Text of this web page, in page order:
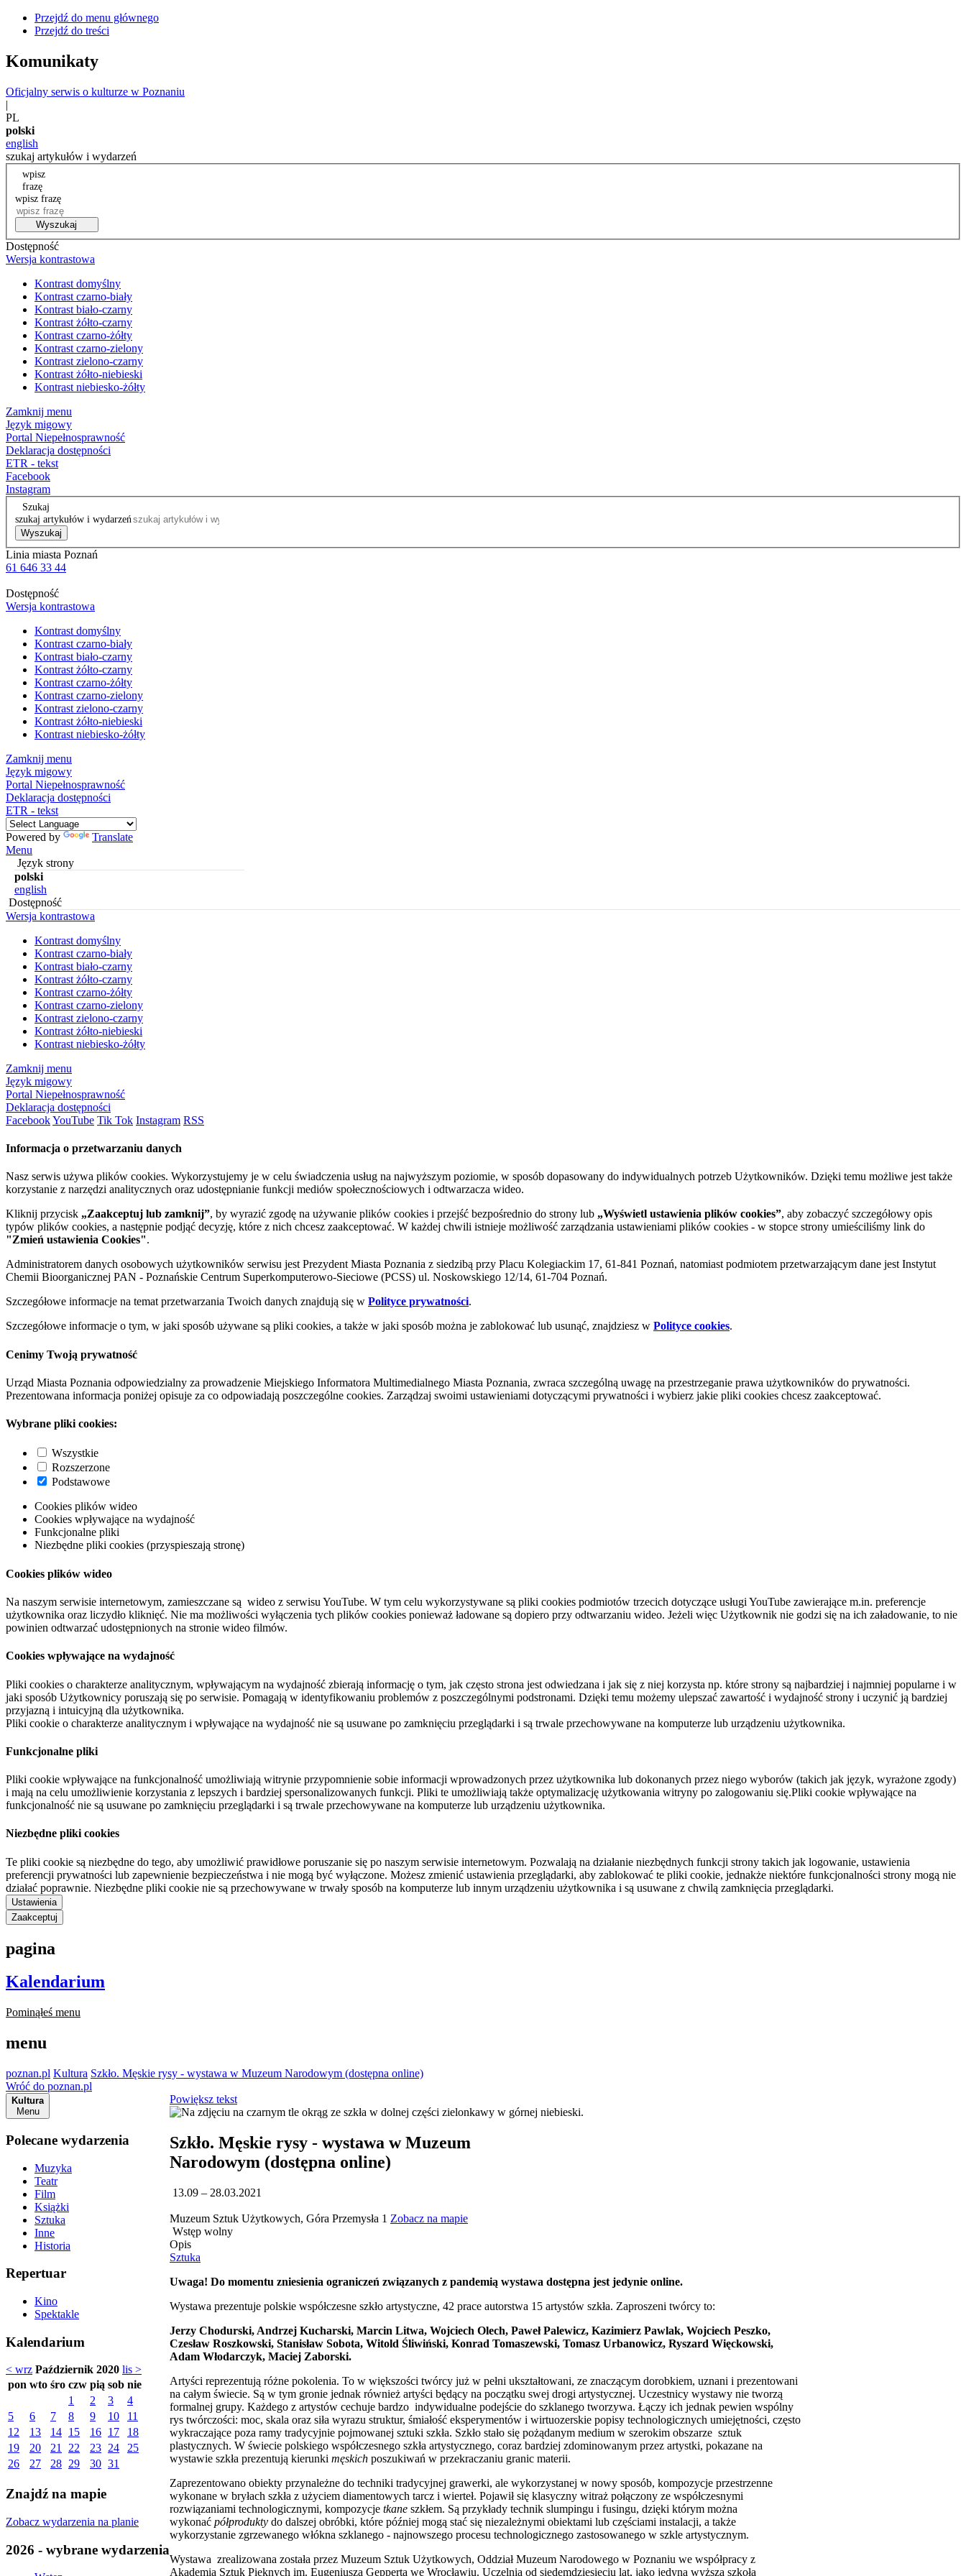
Przejdź do menu głównego
Przejdź do treści
Komunikaty
Oficjalny serwis o kulturze w Poznaniu
|
PL
polski
english
szukaj artykułów i wydarzeń
wpisz
frazę
wpisz frazę
Wyszukaj
Dostępność
Wersja kontrastowa
Kontrast domyślny
Kontrast czarno-biały
Kontrast biało-czarny
Kontrast żółto-czarny
Kontrast czarno-żółty
Kontrast czarno-zielony
Kontrast zielono-czarny
Kontrast żółto-niebieski
Kontrast niebiesko-żółty
Zamknij menu
Język migowy
Portal Niepełnosprawność
Deklaracja dostępności
ETR - tekst
Facebook
Instagram
Szukaj
szukaj artykułów i wydarzeń
Wyszukaj
Linia miasta Poznań
61 646 33 44
Dostępność
Wersja kontrastowa
Kontrast domyślny
Kontrast czarno-biały
Kontrast biało-czarny
Kontrast żółto-czarny
Kontrast czarno-żółty
Kontrast czarno-zielony
Kontrast zielono-czarny
Kontrast żółto-niebieski
Kontrast niebiesko-żółty
Zamknij menu
Język migowy
Portal Niepełnosprawność
Deklaracja dostępności
ETR - tekst
Powered by
Translate
Menu
Język strony
polski
english
Dostępność
Wersja kontrastowa
Kontrast domyślny
Kontrast czarno-biały
Kontrast biało-czarny
Kontrast żółto-czarny
Kontrast czarno-żółty
Kontrast czarno-zielony
Kontrast zielono-czarny
Kontrast żółto-niebieski
Kontrast niebiesko-żółty
Zamknij menu
Język migowy
Portal Niepełnosprawność
Deklaracja dostępności
FacebookYouTube Tik Tok Instagram RSS
Informacja o przetwarzaniu danych
Nasz serwis używa plików cookies. Wykorzystujemy je w celu świadczenia usług na najwyższym poziomie, w sposób dopasowany do indywidualnych potrzeb Użytkowników. Dzięki temu możliwe jest także
korzystanie z narzędzi analitycznych oraz udostępnianie funkcji mediów społecznościowych i odtwarzacza wideo.
Kliknij przycisk „Zaakceptuj lub zamknij”, by wyrazić zgodę na używanie plików cookies i przejść bezpośrednio do strony lub „Wyświetl ustawienia plików cookies”, aby zobaczyć szczegółowy opis
typów plików cookies, a następnie podjąć decyzję, które z nich chcesz zaakceptować. W każdej chwili istnieje możliwość zarządzania ustawieniami plików cookies - w stopce strony umieściliśmy link do
"Zmień ustawienia Cookies".
Administratorem danych osobowych użytkowników serwisu jest Prezydent Miasta Poznania z siedzibą przy Placu Kolegiackim 17, 61-841 Poznań, natomiast podmiotem przetwarzającym dane jest Instytut
Chemii Bioorganicznej PAN - Poznańskie Centrum Superkomputerowo-Sieciowe (PCSS) ul. Noskowskiego 12/14, 61-704 Poznań.
Szczegółowe informacje na temat przetwarzania Twoich danych znajdują się w Polityce prywatności.
Szczegółowe informacje o tym, w jaki sposób używane są pliki cookies, a także w jaki sposób można je zablokować lub usunąć, znajdziesz w Polityce cookies.
Cenimy Twoją prywatność
Urząd Miasta Poznania odpowiedzialny za prowadzenie Miejskiego Informatora Multimedialnego Miasta Poznania, zwraca szczególną uwagę na przestrzeganie prawa użytkowników do prywatności.
Prezentowana informacja poniżej opisuje za co odpowiadają poszczególne cookies. Zarządzaj swoimi ustawieniami dotyczącymi prywatności i wybierz jakie pliki cookies chcesz zaakceptować.
Wybrane pliki cookies:
Wszystkie
Rozszerzone
Podstawowe
Cookies plików wideo
Cookies wpływające na wydajność
Funkcjonalne pliki
Niezbędne pliki cookies (przyspieszają stronę)
Cookies plików wideo
Na naszym serwisie internetowym, zamieszczane są wideo z serwisu YouTube. W tym celu wykorzystywane są pliki cookies podmiotów trzecich dotyczące usługi YouTube zawierające m.in. preferencje
użytkownika oraz liczydło kliknięć. Nie ma możliwości wyłączenia tych plików cookies ponieważ ładowane są dopiero przy odtwarzaniu wideo. Jeżeli więc Użytkownik nie godzi się na ich załadowanie, to nie
powinien odtwarzać udostępnionych na stronie wideo filmów.
Cookies wpływające na wydajność
Pliki cookies o charakterze analitycznym, wpływającym na wydajność zbierają informację o tym, jak często strona jest odwiedzana i jak się z niej korzysta np. które strony są najbardziej i najmniej popularne i w
jaki sposób Użytkownicy poruszają się po serwisie. Pomagają w identyfikowaniu problemów z poszczególnymi podstronami. Dzięki temu możemy ulepszać zawartość i wydajność strony i uczynić ją bardziej
przyjazną i intuicyjną dla użytkownika.
Pliki cookie o charakterze analitycznym i wpływające na wydajność nie są usuwane po zamknięciu przeglądarki i są trwale przechowywane na komputerze lub urządzeniu użytkownika.
Funkcjonalne pliki
Pliki cookie wpływające na funkcjonalność umożliwiają witrynie przypomnienie sobie informacji wprowadzonych przez użytkownika lub dokonanych przez niego wyborów (takich jak język, wyrażone zgody)
i mają na celu umożliwienie korzystania z lepszych i bardziej spersonalizowanych funkcji. Pliki te umożliwiają także optymalizację użytkowania witryny po zalogowaniu się.Pliki cookie wpływające na
funkcjonalność nie są usuwane po zamknięciu przeglądarki i są trwale przechowywane na komputerze lub urządzeniu użytkownika.
Niezbędne pliki cookies
Te pliki cookie są niezbędne do tego, aby umożliwić prawidłowe poruszanie się po naszym serwisie internetowym. Pozwalają na działanie niezbędnych funkcji strony takich jak logowanie, ustawienia
preferencji prywatności lub zapewnienie bezpieczeństwa i nie mogą być wyłączone. Możesz zmienić ustawienia przeglądarki, aby zablokować te pliki cookie, jednakże niektóre funkcjonalności strony mogą nie
działać poprawnie. Niezbędne pliki cookie nie są przechowywane w trwały sposób na komputerze lub innym urządzeniu użytkownika i są usuwane z chwilą zamknięcia przeglądarki.
Ustawienia
Zaakceptuj
pagina
Kalendarium
Pominąłeś menu
menu
poznan.pl Kultura Szkło. Męskie rysy - wystawa w Muzeum Narodowym (dostępna online)
Wróć do poznan.pl
Kultura
Menu
Polecane wydarzenia
Muzyka
Teatr
Film
Książki
Sztuka
Inne
Historia
Repertuar
Kino
Spektakle
Kalendarium
< wrz Październik 2020 lis >
pon wto śro czw pią sob nie
1
2 3
4
5
6 7 8 9 10
11
12
13 14 15 16 17
18
19
20 21 22 23 24
25
26
27 28 29 30 31
Znajdź na mapie
Zobacz wydarzenia na planie
2026 - wybrane wydarzenia
Powiększ tekst
Szkło. Męskie rysy - wystawa w Muzeum
Narodowym (dostępna online)
13.09 – 28.03.2021
Muzeum Sztuk Użytkowych, Góra Przemysła 1 Zobacz na mapie
Wstęp wolny
Opis
Sztuka
Uwaga! Do momentu zniesienia ograniczeń związanych z pandemią wystawa dostępna jest jedynie online.
Wystawa prezentuje polskie współczesne szkło artystyczne, 42 prace autorstwa 15 artystów szkła. Zaproszeni twórcy to:
Jerzy Chodurski, Andrzej Kucharski, Marcin Litwa, Wojciech Olech, Paweł Palewicz, Kazimierz Pawlak, Wojciech Peszko,
Czesław Roszkowski, Stanisław Sobota, Witold Śliwiński, Konrad Tomaszewski, Tomasz Urbanowicz, Ryszard Więckowski,
Adam Włodarczyk, Maciej Zaborski.
Artyści reprezentują różne pokolenia. To w większości twórcy już w pełni ukształtowani, ze znaczącym dorobkiem, uznani i prezentowani
na całym świecie. Są w tym gronie jednak również artyści będący na początku swej drogi artystycznej. Uczestnicy wystawy nie tworzą
formalnej grupy. Każdego z artystów cechuje bardzo indywidualne podejście do szklanego tworzywa. Łączy ich jednak pewien wspólny
rys twórczości: moc, skala oraz siła wyrazu struktur, śmiałość eksperymentów i wirtuozerskie popisy technologicznych umiejętności, często
wykraczające poza ramy tradycyjnie pojmowanej sztuki szkła. Szkło stało się pożądanym medium w szerokim obszarze sztuk
plastycznych. W świecie polskiego współczesnego szkła artystycznego, coraz bardziej zdominowanym przez artystki, pokazane na
wystawie szkła prezentują kierunki męskich poszukiwań w przekraczaniu granic materii.
Zaprezentowano obiekty przynależne do techniki tradycyjnej grawerki, ale wykorzystanej w nowy sposób, kompozycje przestrzenne
wykonane w bryłach szkła z użyciem diamentowych tarcz i wierteł. Pojawił się klasyczny witraż połączony ze współczesnymi
rozwiązaniami technologicznymi, kompozycje tkane szkłem. Są przykłady technik slumpingu i fusingu, dzięki którym można
wykonać półprodukty do dalszej obróbki, które później mogą stać się niezależnymi obiektami lub częściami instalacji, a także
wykorzystanie zgrzewanego włókna szklanego - najnowszego procesu technologicznego zastosowanego w szkle artystycznym.
Wystawa zrealizowana została przez Muzeum Sztuk Użytkowych, Oddział Muzeum Narodowego w Poznaniu we współpracy z
Akademią Sztuk Pięknych im. Eugeniusza Gepperta we Wrocławiu. Uczelnia od siedemdziesięciu lat, jako jedyna wyższa szkoła